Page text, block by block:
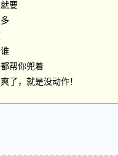
要
帮你兜着
了，就是没动作！